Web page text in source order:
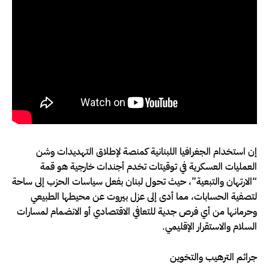
إن استخدام الجغرافيا اللبنانية كمنصة لإطلاق التهديدات وشن
العمليات العسكرية في توقيتات تخدم أجندات خارجية هو قمة
“الارتهان والتبعية”، حيث تحول لبنان بفعل سياسات الحزب إلى ساحة
لتصفية الحسابات، مما أدى إلى عزل بيروت عن محيطها الطبيعي
وحرمانها من أي فرص جدية للتعافي الاقتصادي أو الانضمام لمسارات
السلام والاستقرار الإقليمي.
جرائم الترهيب والتخوين